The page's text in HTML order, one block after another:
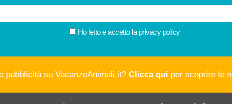
Ho letto e accetto la privacy policy
pubblicità su VacanzeAnimali.it? Clicca qui per scoprire le